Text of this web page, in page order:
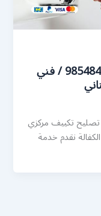
رقم تصليح تكييف القادسية / 98548488 / فني
تكييف مركزي
نقدم خدمة